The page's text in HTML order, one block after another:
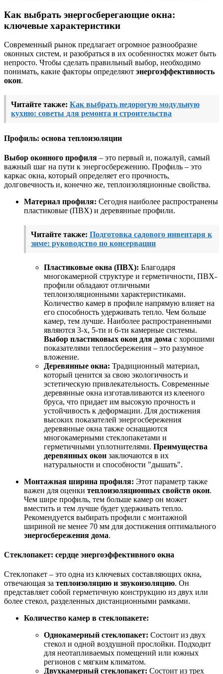
Как выбрать энергосберегающие окна:
ключевые характеристики
Современный рынок предлагает огромное разнообразие
оконных систем, и разобраться в их особенностях может быть
непросто. Чтобы сделать правильный выбор, необходимо
понимать, какие факторы определяют энергоэффективность
окон.
Читайте также: Как выбрать недорогую модульную
кухню: советы для ремонта и строительства
Профиль: основа теплоизоляции
Выбор оконного профиля – это первый и, пожалуй, самый
важный шаг на пути к энергосбережению. Профиль – это
каркас окна, который определяет его прочность,
долговечность и, конечно же, теплоизоляционные свойства.
Материал профиля: Сегодня наиболее распространены
пластиковые (ПВХ) и деревянные профили.
Читайте также: Подготовка садового инвентаря к
зиме: руководство по консервации
Пластиковые окна (ПВХ): Благодаря
многокамерной структуре и герметичности, ПВХ-
профили обладают отличными
теплоизоляционными характеристиками.
Количество камер в профиле напрямую влияет на
его способность удерживать тепло. Чем больше
камер, тем лучше. Наиболее распространенными
являются 3-х, 5-ти и 6-ти камерные системы.
Выбор пластиковых окон для дома с хорошими
показателями теплосбережения – это разумное
вложение.
Деревянные окна: Традиционный материал,
который ценится за свою экологичность и
эстетическую привлекательность. Современные
деревянные окна изготавливаются из клееного
бруса, что придает им высокую прочность и
устойчивость к деформации. Для достижения
высоких показателей энергосбережения
деревянные окна также оснащаются
многокамерными стеклопакетами и
герметичными уплотнителями. Преимущества
деревянных окон заключаются в их
натуральности и способности "дышать".
Монтажная ширина профиля: Этот параметр также
важен для оценки теплоизоляционных свойств окон.
Чем шире профиль, тем больше камер он может
вместить и тем лучше будет удерживать тепло.
Рекомендуется выбирать профили с монтажной
шириной не менее 70 мм для достижения оптимального
энергосбережения дома.
Стеклопакет: сердце энергоэффективного окна
Стеклопакет – это одна из ключевых составляющих окна,
отвечающая за теплоизоляцию и звукоизоляцию. Он
представляет собой герметичную конструкцию из двух или
более стекол, разделенных дистанционными рамками.
Количество камер в стеклопакете:
Однокамерный стеклопакет: Состоит из двух
стекол и одной воздушной прослойки. Подходит
для неотапливаемых помещений или южных
регионов с мягким климатом.
Двухкамерный стеклопакет: Состоит из трех